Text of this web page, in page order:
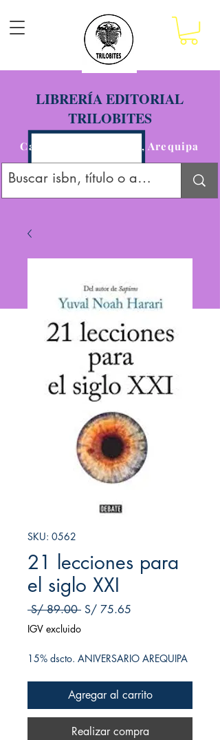
LIBRERÍA EDITORIAL
TRILOBITES
Calle San Agustín 201, Arequipa
SKU: 0562
21 lecciones para
el siglo XXI
S/ 89.00 Precio
S/ 75.65
IGV excluido
15% dscto. ANIVERSARIO AREQUIPA
Agregar al carrito
Realizar compra